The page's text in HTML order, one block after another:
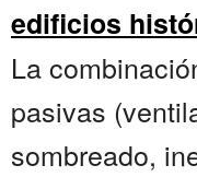
edificios
La
pasivas
sombreado,